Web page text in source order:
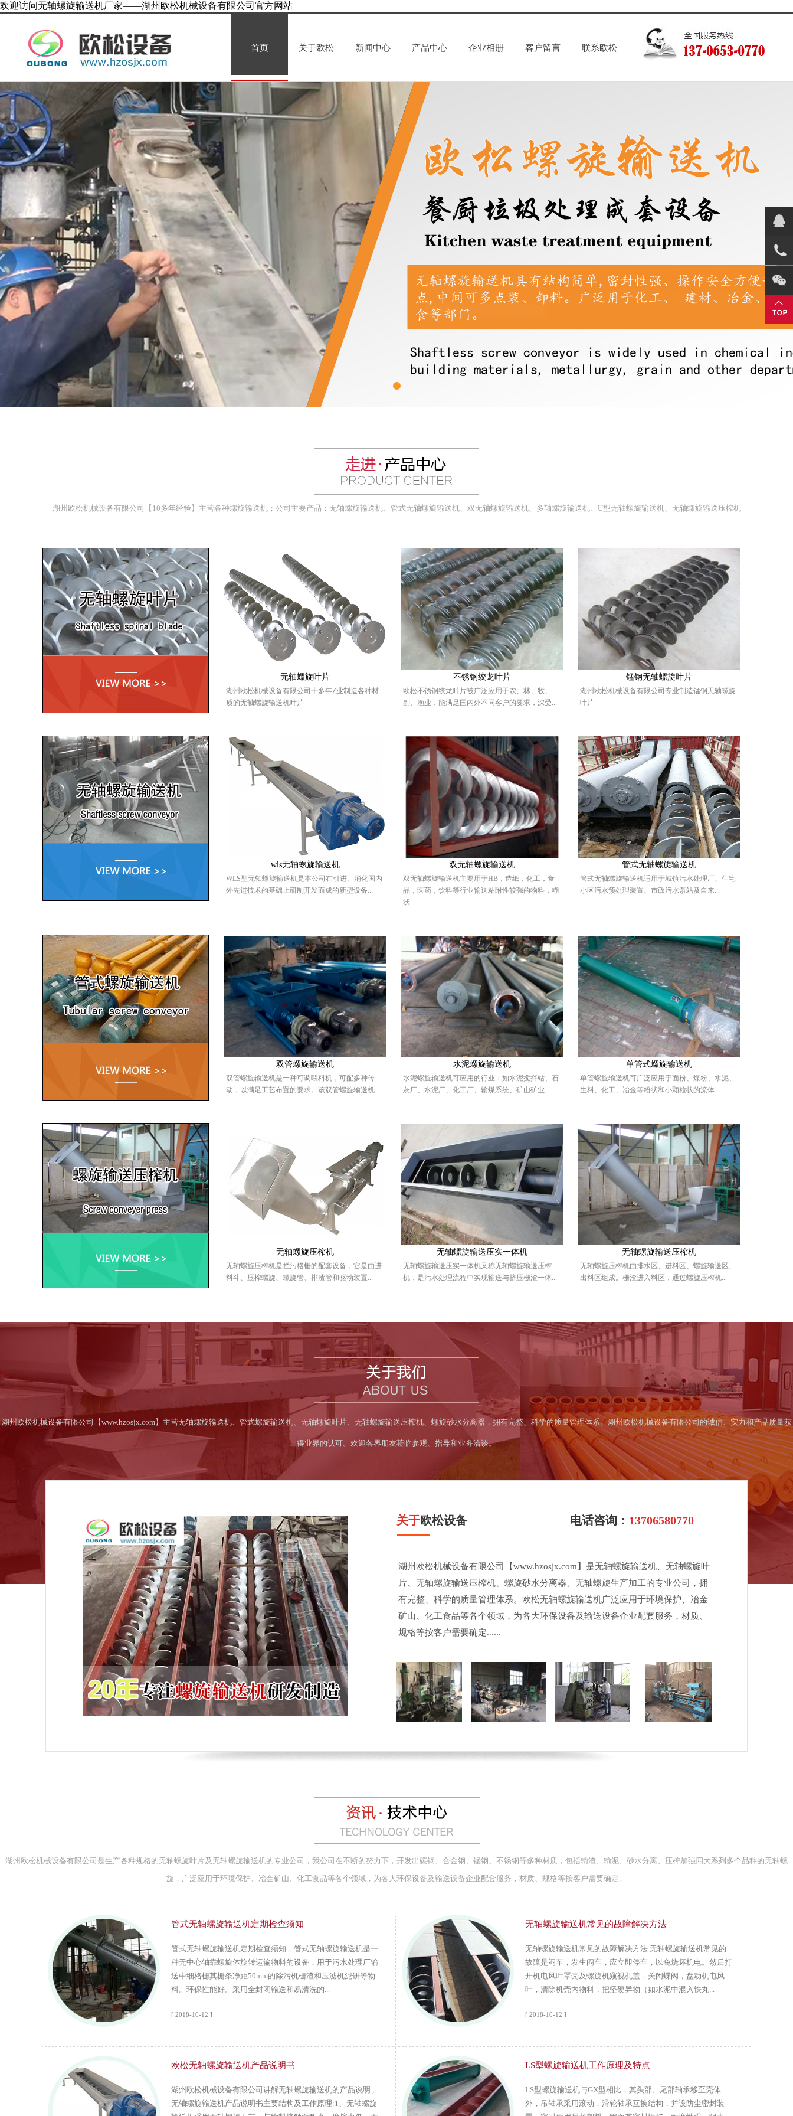
欢迎访问无轴螺旋输送机厂家——湖州欧松机械设备有限公司官方网站
首页 关于欧松 新闻中心 产品中心 企业相册 客户留言 联系欧松
湖州欧松机械设备有限公司【10多年经验】主营各种螺旋输送机；公司主要产品：无轴螺旋输送机、管式无轴螺旋输送机、双无轴螺旋输送机、多轴螺旋输送机、U型无轴螺旋输送机、无轴螺旋输送压榨机
无轴螺旋叶片
湖州欧松机械设备有限公司十多年Z业制造各种材
质的无轴螺旋输送机叶片
不锈钢绞龙叶片
欧松不锈钢绞龙叶片被广泛应用于农、林、牧、
副、渔业，能满足国内外不同客户的要求，深受...
锰钢无轴螺旋叶片
湖州欧松机械设备有限公司专业制造锰钢无轴螺旋
叶片
wls无轴螺旋输送机
WLS型无轴螺旋输送机是本公司在引进、消化国内
外先进技术的基础上研制开发而成的新型设备...
双无轴螺旋输送机
双无轴螺旋输送机主要用于HB，造纸，化工，食
品，医药，饮料等行业输送粘附性较强的物料，糊
状...
管式无轴螺旋输送机
管式无轴螺旋输送机适用于城镇污水处理厂、住宅
小区污水预处理装置、市政污水泵站及自来...
双管螺旋输送机
双管螺旋输送机是一种可调喂料机，可配多种传
动，以满足工艺布置的要求。该双管螺旋输送机...
水泥螺旋输送机
水泥螺旋输送机可应用的行业：如水泥搅拌站、石
灰厂、水泥厂、化工厂、输煤系统、矿山矿业...
单管式螺旋输送机
单管螺旋输送机可广泛应用于面粉、煤粉、水泥、
生料、化工、冶金等粉状和小颗粒状的流体...
无轴螺旋压榨机
无轴螺旋压榨机是拦污格栅的配套设备，它是由进
料斗、压榨螺旋、螺旋管、排渣管和驱动装置...
无轴螺旋输送压实一体机
无轴螺旋输送压实一体机又称无轴螺旋输送压榨
机，是污水处理流程中实现输送与挤压栅渣一体...
无轴螺旋输送压榨机
无轴螺旋压榨机由排水区、进料区、螺旋输送区、
出料区组成。栅渣进入料区，通过螺旋压榨机...
湖州欧松机械设备有限公司【www.hzosjx.com】主营无轴螺旋输送机、管式螺旋输送机、无轴螺旋叶片、无轴螺旋输送压榨机、螺旋砂水分离器，拥有完整、科学的质量管理体系。湖州欧松机械设备有限公司的诚信、实力和产品质量获
得业界的认可。欢迎各界朋友莅临参观、指导和业务洽谈。
关于欧松设备 电话咨询： 13706580770
湖州欧松机械设备有限公司【www.hzosjx.com】是无轴螺旋输送机、无轴螺旋叶
片、无轴螺旋输送压榨机、螺旋砂水分离器、无轴螺旋生产加工的专业公司，拥
有完整、科学的质量管理体系。欧松无轴螺旋输送机广泛应用于环境保护、冶金
矿山、化工食品等各个领域，为各大环保设备及输送设备企业配套服务，材质、
规格等按客户需要确定......
湖州欧松机械设备有限公司是生产各种规格的无轴螺旋叶片及无轴螺旋输送机的专业公司，我公司在不断的努力下，开发出碳钢、合金钢、锰钢、不锈钢等多种材质，包括输渣、输泥、砂水分离、压榨加强四大系列多个品种的无轴螺
旋，广泛应用于环境保护、冶金矿山、化工食品等各个领域，为各大环保设备及输送设备企业配套服务，材质、规格等按客户需要确定。
管式无轴螺旋输送机定期检查须知
管式无轴螺旋输送机定期检查须知，管式无轴螺旋输送机是一
种无中心轴靠螺旋体旋转运输物料的设备，用于污水处理厂输
送中细格栅其栅条净距50mm的除污机栅渣和压滤机泥饼等物
料。环保性能好。采用全封闭输送和易清洗的...
[ 2018-10-12 ]
无轴螺旋输送机常见的故障解决方法
无轴螺旋输送机常见的故障解决方法 无轴螺旋输送机常见的
故障是闷车，发生闷车，应立即停车，以免烧坏机电。然后打
开机电风叶罩壳及螺旋机窥视孔盖，关闭蝶阀，盘动机电风
叶，清除机壳内物料，把坚硬异物（如水泥中混入铁丸...
[ 2018-10-12 ]
欧松无轴螺旋输送机产品说明书
湖州欧松机械设备有限公司讲解无轴螺旋输送机的产品说明 ,
无轴螺旋输送机产品说明书主要结构及工作原理:1、无轴螺旋
LS型螺旋输送机工作原理及特点
LS型螺旋输送机与GX型相比，其头部、尾部轴承移至壳体
外，吊轴承采用滚动，滑轮轴承互换结构，并设防尘密封装